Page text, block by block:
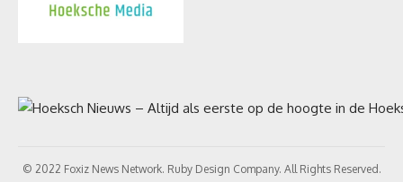
© 2022 Foxiz News Network. Ruby Design Company. All Rights Reserved.